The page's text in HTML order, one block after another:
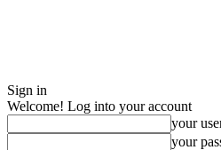
Sign in
Welcome! Log into your account
your
your